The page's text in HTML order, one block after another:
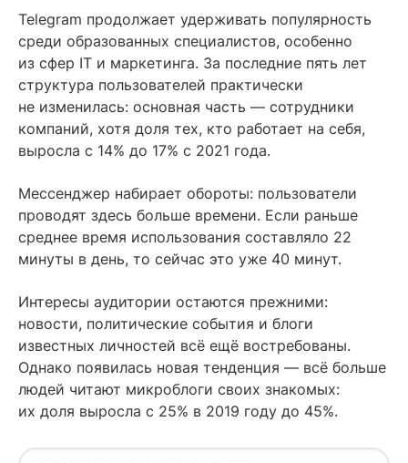
Telegram продолжает удерживать популярность
среди образованных специалистов, особенно
из сфер IT и маркетинга. За последние пять лет
структура пользователей практически
не изменилась: основная часть — сотрудники
компаний, хотя доля тех, кто работает на себя,
выросла с 14% до 17% с 2021 года.
Мессенджер набирает обороты: пользователи
проводят здесь больше времени. Если раньше
среднее время использования составляло 22
минуты в день, то сейчас это уже 40 минут.
Интересы аудитории остаются прежними:
новости, политические события и блоги
известных личностей всё ещё востребованы.
Однако появилась новая тенденция — всё больше
людей читают микроблоги своих знакомых:
их доля выросла с 25% в 2019 году до 45%.